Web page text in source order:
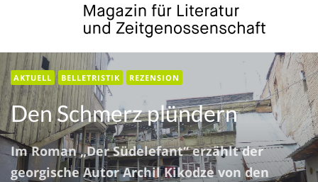
tell
Magazin für Literatur und Zeitgenossenschaft
AKTUELL BELLETRISTIK REZENSION
Den Schmerz plündern
Im Roman „Der Südelefant“ erzählt der
georgische Autor Archil Kikodze von den